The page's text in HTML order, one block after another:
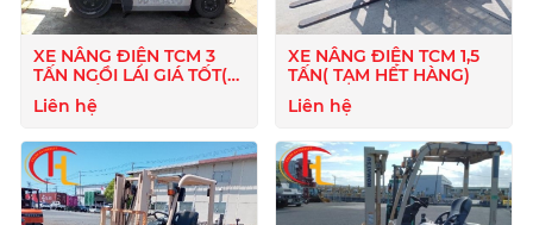
XE NÂNG ĐIỆN TCM 3
TẤN NGỒI LÁI GIÁ TỐT(
TẠM HẾT HÀNG)
Liên hệ
XE NÂNG ĐIỆN TCM 1,5
TẤN( TẠM HẾT HÀNG)
Liên hệ